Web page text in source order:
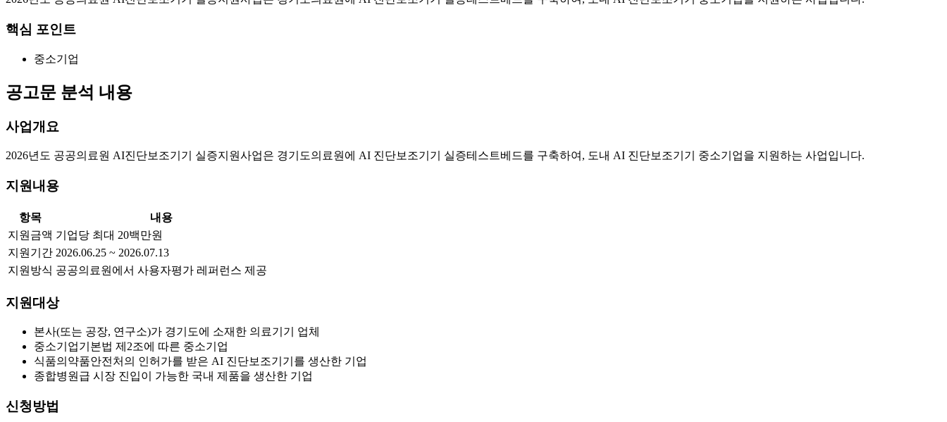
핵심 포인트
중소기업
공고문 분석 내용
사업개요
2026년도 공공의료원 AI진단보조기기 실증지원사업은 경기도의료원에 AI 진단보조기기 실증테스트베드를 구축하여, 도내 AI 진단보조기기 중소기업을 지원하는 사업입니다.
지원내용
항목
내용
지원금액 기업당 최대 20백만원
지원기간 2026.06.25 ~ 2026.07.13
지원방식 공공의료원에서 사용자평가 레퍼런스 제공
지원대상
본사(또는 공장, 연구소)가 경기도에 소재한 의료기기 업체
중소기업기본법 제2조에 따른 중소기업
식품의약품안전처의 인허가를 받은 AI 진단보조기기를 생산한 기업
종합병원급 시장 진입이 가능한 국내 제품을 생산한 기업
신청방법